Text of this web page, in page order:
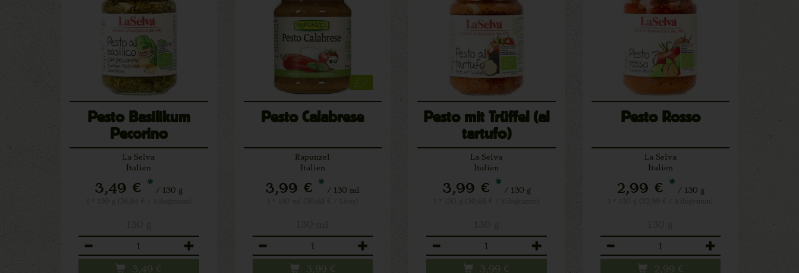
Pesto Basilikum
Pecorino
La Selva
Italien
3,49 € * / 130 g
Anzahl
3,49 €
Pesto Calabrese
Rapunzel
Italien
3,99 € * / 130 ml
Anzahl
3,99 €
Pesto mit Trüffel (al
tartufo)
La Selva
Italien
3,99 € * / 130 g
Anzahl
3,99 €
Pesto Rosso
La Selva
Italien
2,99 € * / 130 g
Anzahl
2,99 €